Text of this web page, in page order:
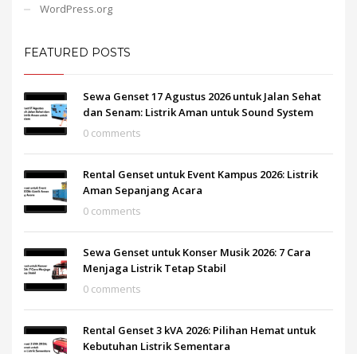
WordPress.org
FEATURED POSTS
Sewa Genset 17 Agustus 2026 untuk Jalan Sehat
dan Senam: Listrik Aman untuk Sound System
0 comments
Rental Genset untuk Event Kampus 2026: Listrik
Aman Sepanjang Acara
0 comments
Sewa Genset untuk Konser Musik 2026: 7 Cara
Menjaga Listrik Tetap Stabil
0 comments
Rental Genset 3 kVA 2026: Pilihan Hemat untuk
Kebutuhan Listrik Sementara